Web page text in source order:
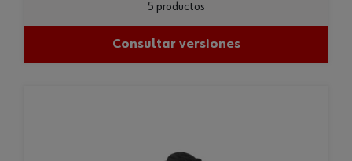
5 productos
Consultar versiones